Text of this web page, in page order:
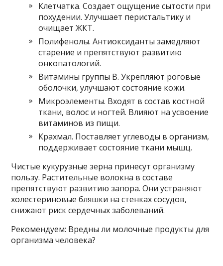
Клетчатка. Создает ощущение сытости при
похудении. Улучшает перистальтику и
очищает ЖКТ.
Полифенолы. Антиоксиданты замедляют
старение и препятствуют развитию
онкопатологий.
Витамины группы В. Укрепляют роговые
оболочки, улучшают состояние кожи.
Микроэлементы. Входят в состав костной
ткани, волос и ногтей. Влияют на усвоение
витаминов из пищи.
Крахмал. Поставляет углеводы в организм,
поддерживает состояние ткани мышц.
Чистые кукурузные зерна принесут организму
пользу. Растительные волокна в составе
препятствуют развитию запора. Они устраняют
холестериновые бляшки на стенках сосудов,
снижают риск сердечных заболеваний.
Рекомендуем: Вредны ли молочные продукты для
организма человека?